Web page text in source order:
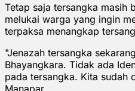
Tetap saja tersangka masih
melukai warga yang ingin
terpaksa menangkap
"Jenazah tersangka
Bhayangkara. Tidak ada
pada tersangka. Kita sudah
Manapar.